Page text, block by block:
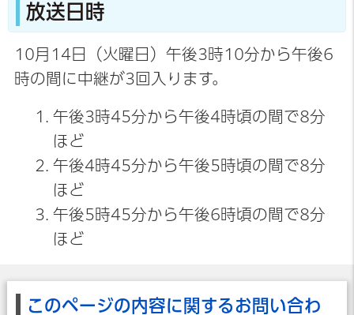
放送日時
10月14日（火曜日）午後3時10分から午後6
時の間に中継が3回入ります。
午後3時45分から午後4時頃の間で8分
ほど
午後4時45分から午後5時頃の間で8分
ほど
午後5時45分から午後6時頃の間で8分
ほど
このページの内容に関するお問い合わ